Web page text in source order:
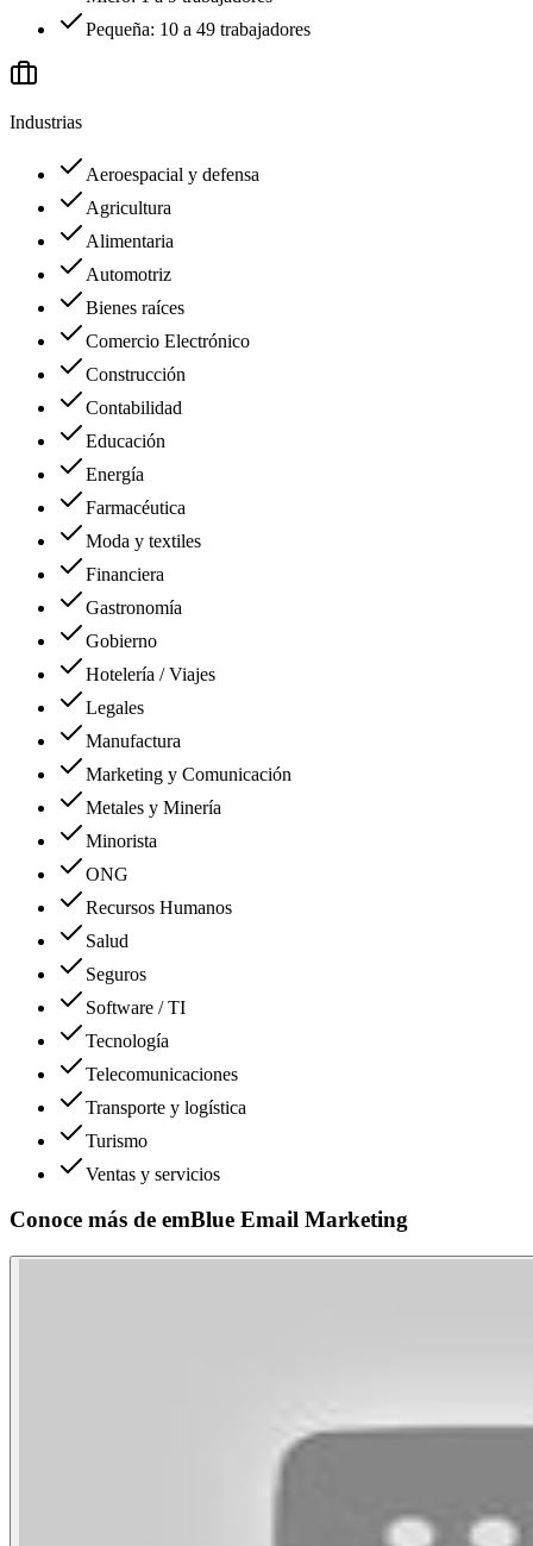
Pequeña: 10 a 49 trabajadores
Industrias
Aeroespacial y defensa
Agricultura
Alimentaria
Automotriz
Bienes raíces
Comercio Electrónico
Construcción
Contabilidad
Educación
Energía
Farmacéutica
Moda y textiles
Financiera
Gastronomía
Gobierno
Hotelería / Viajes
Legales
Manufactura
Marketing y Comunicación
Metales y Minería
Minorista
ONG
Recursos Humanos
Salud
Seguros
Software / TI
Tecnología
Telecomunicaciones
Transporte y logística
Turismo
Ventas y servicios
Conoce más de emBlue Email Marketing